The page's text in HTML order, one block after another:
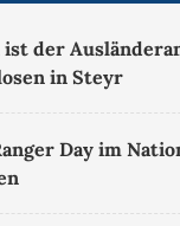
ist der
in Steyr
Day im